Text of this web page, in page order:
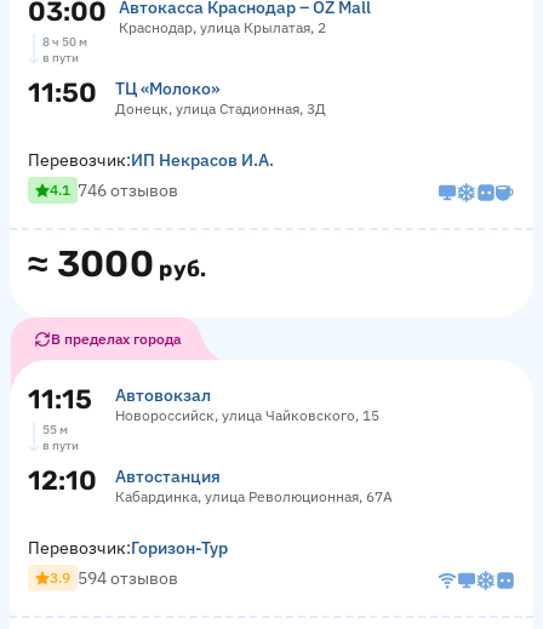
03:00 Автокасса Краснодар – OZ Mall
Краснодар, улица Крылатая, 2
8 ч 50 м
в пути
11:50 ТЦ «Молоко»
Донецк, улица Стадионная, 3Д
≈ 3000 руб.
Перевозчик:ИП Некрасов И.А.
4.1 746 отзывов
В пределах города
11:15 Автовокзал
Новороссийск, улица Чайковского, 15
55 м
в пути
12:10 Автостанция
Кабардинка, улица Революционная, 67А
Перевозчик:Горизон-Тур
3.9 594 отзывов